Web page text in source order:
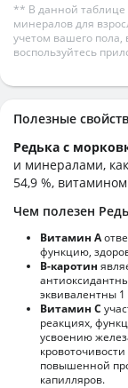
** В данной
минералов для
учетом вашего пола,
воспользуйтесь
Полезные
Редька с
и минералами,
54,9 %,
Чем полезен
Витамин А
функцию,
В-каротин
эквивалентны
Витамин С
реакциях,
усвоению
повышенной
капилляров.